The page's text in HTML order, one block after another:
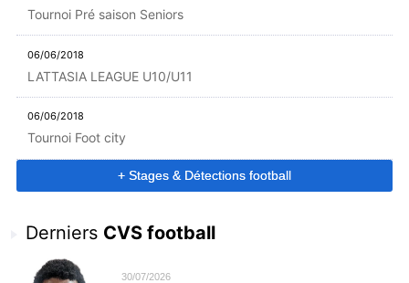
Tournoi Pré saison Seniors
06/06/2018
LATTASIA LEAGUE U10/U11
06/06/2018
Tournoi Foot city
+ Stages & Détections football
Derniers CVS football
30/07/2026